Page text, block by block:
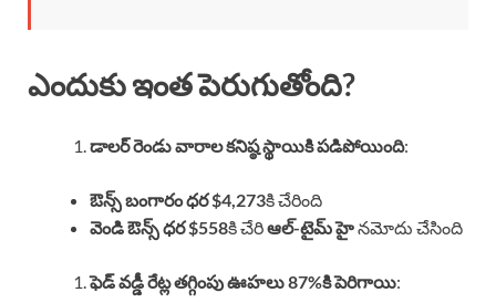
ఎందుకు ఇంత పెరుగుతోంది?
డాలర్ రెండు వారాల కనిష్ఠ స్థాయికి పడిపోయింది:
ఔన్స్ బంగారం ధర $4,273కి చేరింది
వెండి ఔన్స్ ధర $558కి చేరిఆల్-టైమ్ హైనమోదు చేసింది
ఫెడ్ వడ్డీ రేట్ల తగ్గింపు ఊహలు 87%కి పెరిగాయి: